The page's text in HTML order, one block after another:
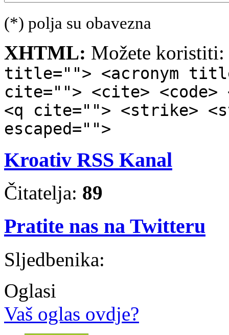
(*) polja su obavezna
XHTML: Možete koristiti:
title=""> <acronym
cite=""> <cite> <code>
<q cite=""> <strike>
escaped="">
Kroativ RSS Kanal
Čitatelja: 89
Pratite nas na Twitteru
Sljedbenika:
Oglasi
Vaš oglas ovdje?